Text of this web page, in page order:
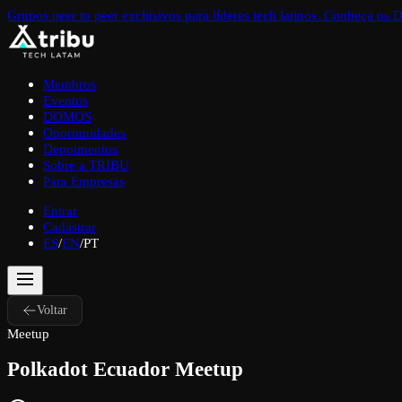
Grupos peer to peer exclusivos para líderes tech latinos. Conheça os
Membros
Eventos
DOMOS
Oportunidades
Depoimentos
Sobre a TRIBU
Para Empresas
Entrar
Cadastrar
ES/EN/PT
Voltar
Meetup
Polkadot Ecuador Meetup